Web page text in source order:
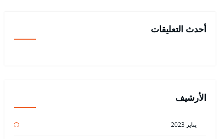
أحدث التعليقات
الأرشيف
يناير 2023